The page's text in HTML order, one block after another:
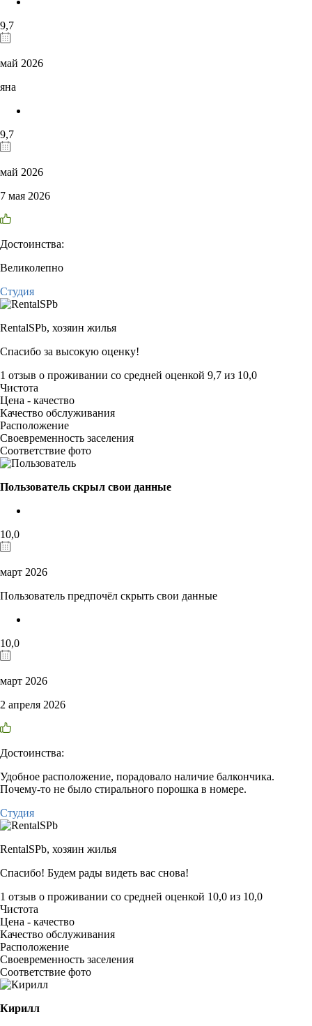
9,7
май 2026
яна
9,7
май 2026
7 мая 2026
Достоинства:
Великолепно
Студия
RentalSPb, хозяин жилья
Спасибо за высокую оценку!
1 отзыв о проживании со средней оценкой 9,7 из 10,0
Чистота
Цена - качество
Качество обслуживания
Расположение
Своевременность заселения
Соответствие фото
Пользователь скрыл свои данные
10,0
март 2026
Пользователь предпочёл скрыть свои данные
10,0
март 2026
2 апреля 2026
Достоинства:
Удобное расположение, порадовало наличие балкончика.
Почему-то не было стирального порошка в номере.
Студия
RentalSPb, хозяин жилья
Спасибо! Будем рады видеть вас снова!
1 отзыв о проживании со средней оценкой 10,0 из 10,0
Чистота
Цена - качество
Качество обслуживания
Расположение
Своевременность заселения
Соответствие фото
Кирилл